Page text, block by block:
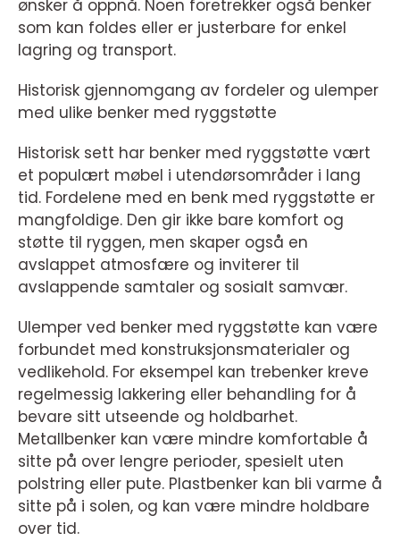
ønsker å oppnå. Noen foretrekker også benker
som kan foldes eller er justerbare for enkel
lagring og transport.
Historisk gjennomgang av fordeler og ulemper
med ulike benker med ryggstøtte
Historisk sett har benker med ryggstøtte vært
et populært møbel i utendørsområder i lang
tid. Fordelene med en benk med ryggstøtte er
mangfoldige. Den gir ikke bare komfort og
støtte til ryggen, men skaper også en
avslappet atmosfære og inviterer til
avslappende samtaler og sosialt samvær.
Ulemper ved benker med ryggstøtte kan være
forbundet med konstruksjonsmaterialer og
vedlikehold. For eksempel kan trebenker kreve
regelmessig lakkering eller behandling for å
bevare sitt utseende og holdbarhet.
Metallbenker kan være mindre komfortable å
sitte på over lengre perioder, spesielt uten
polstring eller pute. Plastbenker kan bli varme å
sitte på i solen, og kan være mindre holdbare
over tid.